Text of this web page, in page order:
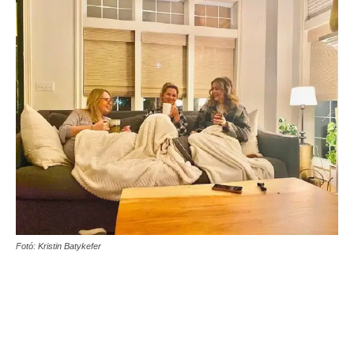
Fotó: Kristin Batykefer